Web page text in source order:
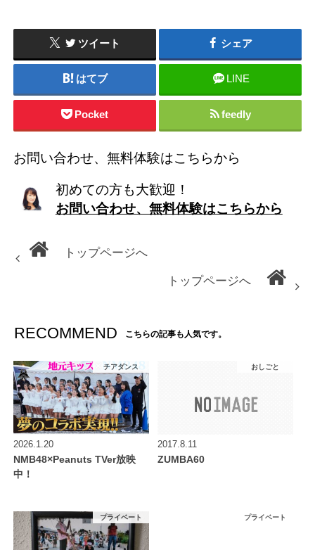
ツイート シェア
はてブ LINE
Pocket feedly
お問い合わせ、無料体験はこちらから
初めての方も大歓迎！
お問い合わせ、無料体験はこちらから
トップページへ
トップページへ
RECOMMEND こちらの記事も人気です。
チアダンス
2026.1.20
NMB48×Peanuts TVer放映
中！
おしごと
2017.8.11
ZUMBA60
プライベート プライベート